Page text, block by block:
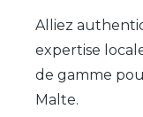
Alliez
expertise
de gamme
Malte.